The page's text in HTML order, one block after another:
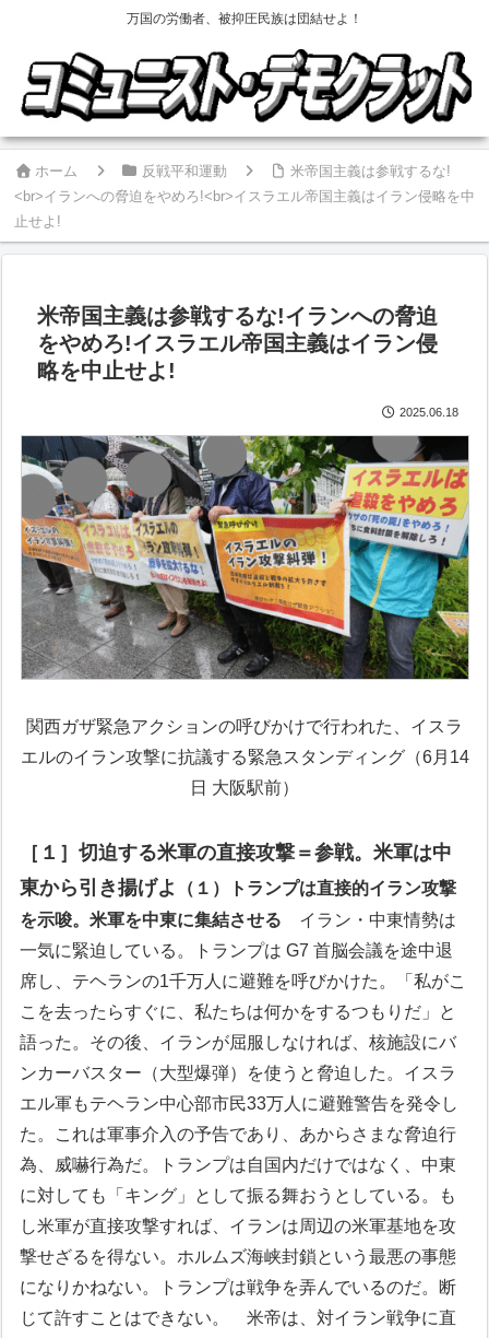
万国の労働者、被抑圧民族は団結せよ！
ホーム 反戦平和運動
米帝国主義は参戦するな!
<br>イランへの脅迫をやめろ!<br>イスラエル帝国主義はイラン侵略を中
止せよ!
米帝国主義は参戦するな!イランへの脅迫
をやめろ!イスラエル帝国主義はイラン侵
略を中止せよ!
2025.06.18
関西ガザ緊急アクションの呼びかけで行われた、イスラ
エルのイラン攻撃に抗議する緊急スタンディング（6月14
日 大阪駅前）
［１］切迫する米軍の直接攻撃＝参戦。米軍は中
東から引き揚げよ
（１）トランプは直接的イラン攻撃
を示唆。米軍を中東に集結させる イラン・中東情勢は
一気に緊迫している。トランプは G7 首脳会議を途中退
席し、テヘランの1千万人に避難を呼びかけた。「私がこ
こを去ったらすぐに、私たちは何かをするつもりだ」と
語った。その後、イランが屈服しなければ、核施設にバ
ンカーバスター（大型爆弾）を使うと脅迫した。イスラ
エル軍もテヘラン中心部市民33万人に避難警告を発令し
た。これは軍事介入の予告であり、あからさまな脅迫行
為、威嚇行為だ。トランプは自国内だけではなく、中東
に対しても「キング」として振る舞おうとしている。も
し米軍が直接攻撃すれば、イランは周辺の米軍基地を攻
撃せざるを得ない。ホルムズ海峡封鎖という最悪の事態
になりかねない。トランプは戦争を弄んでいるのだ。断
じて許すことはできない。
米帝は、対イラン戦争に直